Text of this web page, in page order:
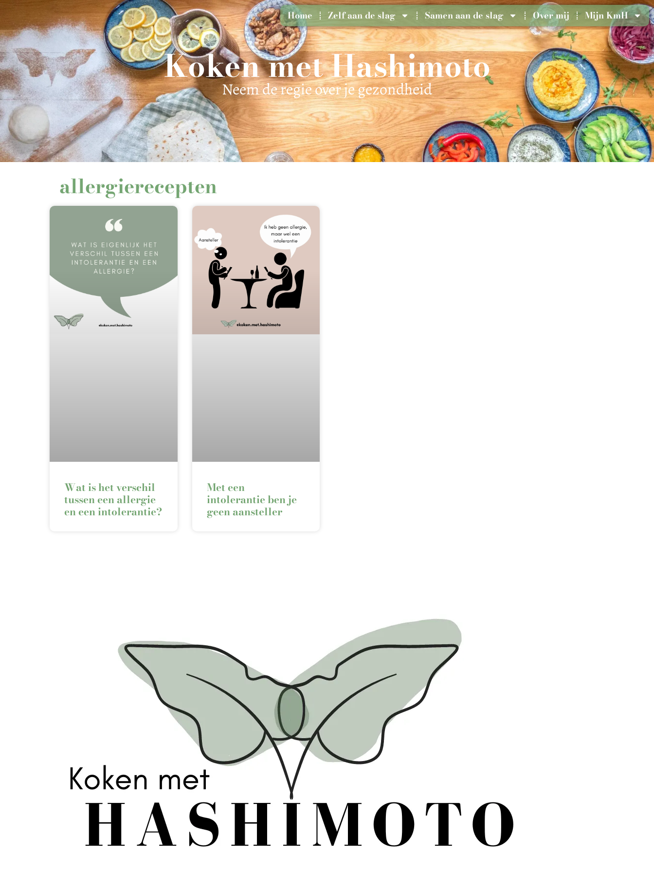
Home Zelf aan de slag Samen aan de slag Over mij Mijn KmH
Koken met Hashimoto
Neem de regie over je gezondheid
allergierecepten
Wat is het verschil
tussen een allergie
en een intolerantie?
Met een
intolerantie ben je
geen aansteller